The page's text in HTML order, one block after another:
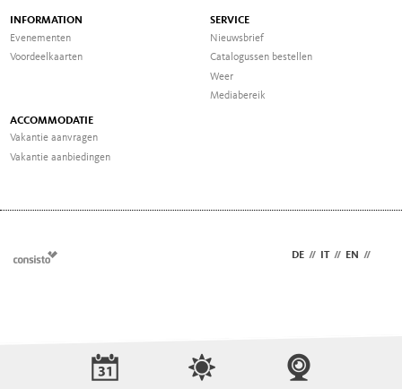
INFORMATION
Evenementen
Voordeelkaarten
SERVICE
Nieuwsbrief
Catalogussen bestellen
Weer
Mediabereik
ACCOMMODATIE
Vakantie aanvragen
Vakantie aanbiedingen
DE // IT // EN //